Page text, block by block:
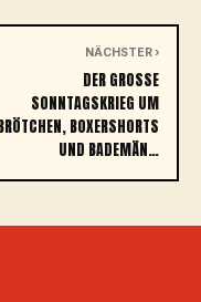
NÄCHSTER ›
DER GROSSE S
ONNTAGSKRIEG UM B
BOXERSHORTS U
ND BADEMÄN…